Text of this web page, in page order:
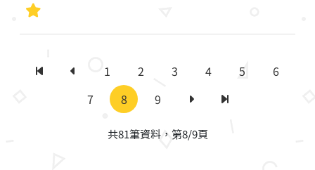
第一頁 上一頁
1 2 3 4 5
6
7
8 9
下一頁最後一頁
共81筆資料，第8/9頁